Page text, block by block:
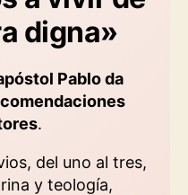
digna»
Pablo da
.
del uno al tres,
y teología,